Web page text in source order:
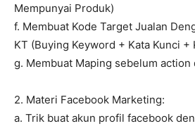
Mempunyai Produk)
f. Membuat Kode Target Jualan
KT (Buying Keyword + Kata Kunci +
g. Membuat Maping sebelum action
2. Materi Facebook Marketing:
a. Trik buat akun profil facebook